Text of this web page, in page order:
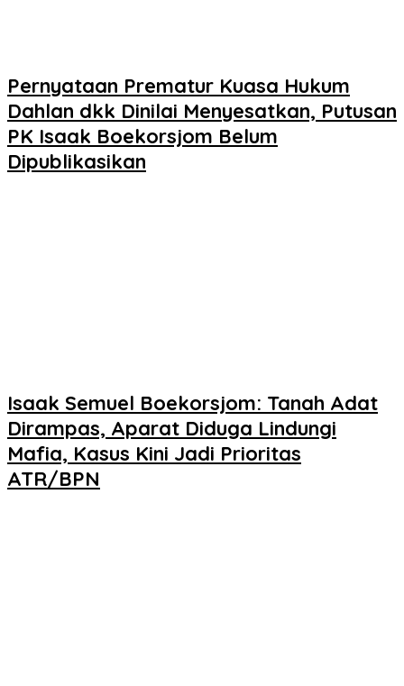
Pernyataan Prematur Kuasa Hukum
Dahlan dkk Dinilai Menyesatkan, Putusan
PK Isaak Boekorsjom Belum
Dipublikasikan
Isaak Semuel Boekorsjom: Tanah Adat
Dirampas, Aparat Diduga Lindungi
Mafia, Kasus Kini Jadi Prioritas
ATR/BPN